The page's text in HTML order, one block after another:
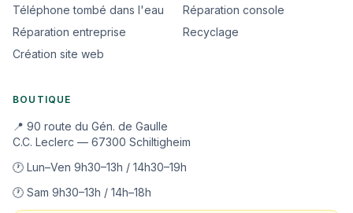
Téléphone tombé dans l'eau
Réparation console
Réparation entreprise
Recyclage
Création site web
BOUTIQUE
📍 90 route du Gén. de Gaulle
C.C. Leclerc — 67300 Schiltigheim
🕐 Lun–Ven 9h30–13h / 14h30–19h
🕐 Sam 9h30–13h / 14h–18h